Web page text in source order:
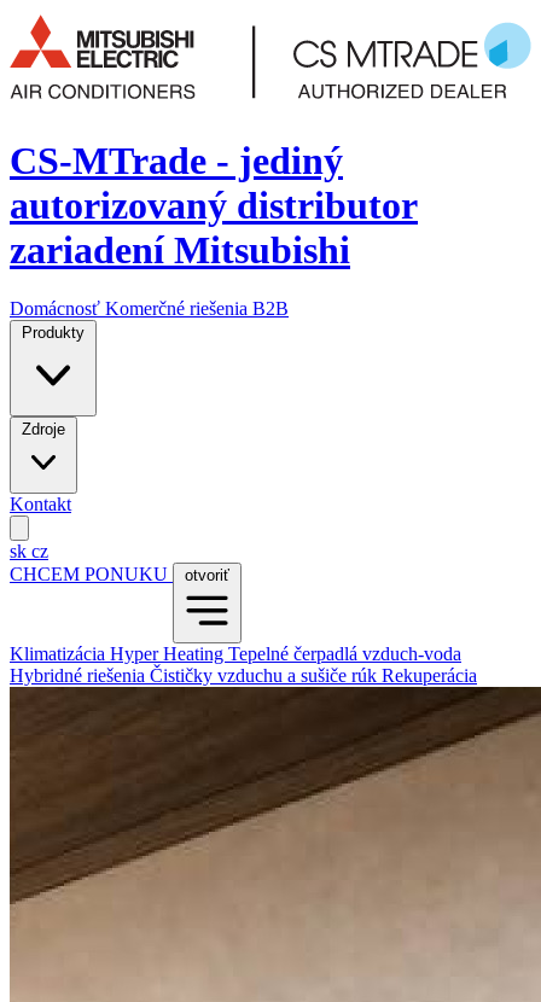
CS-MTrade - jediný
autorizovaný distributor
zariadení Mitsubishi
Domácnosť Komerčné riešenia B2B
Produkty
Zdroje
Kontakt
sk cz
CHCEM PONUKU
otvoriť
Klimatizácia Hyper Heating Tepelné čerpadlá vzduch-voda
Hybridné riešenia Čističky vzduchu a sušiče rúk Rekuperácia